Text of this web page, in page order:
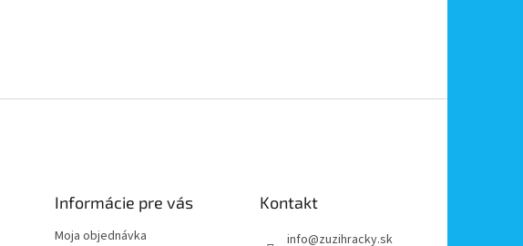
Informácie pre vás
Moja objednávka
Kontakt
info@zuzihracky.sk